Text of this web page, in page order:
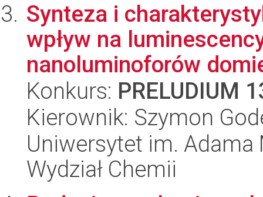
Synteza i
wpływ na
nanoluminoforów
Konkurs: PRELUDIUM
Kierownik: Szymon
Uniwersytet im.
Wydział Chemii